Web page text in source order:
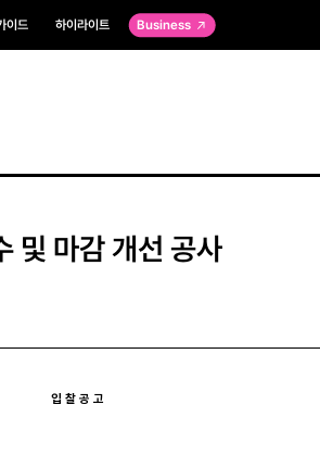
이드 하이라이트 Business
및 마감 개선 공사
입 찰 공 고